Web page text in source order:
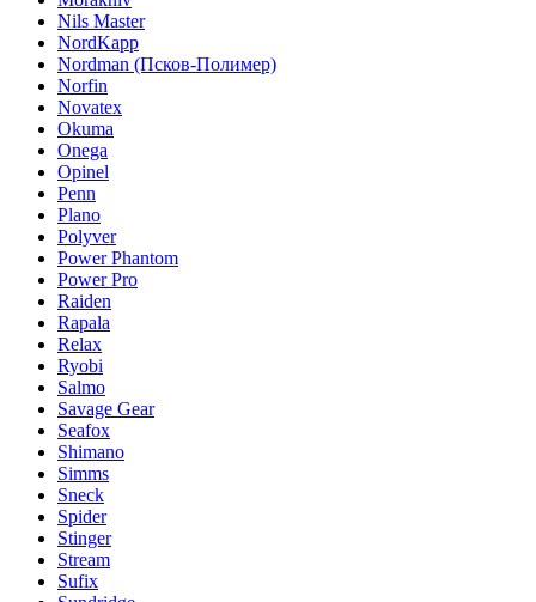
Nils Master
NordKapp
Nordman (Псков-Полимер)
Norfin
Novatex
Okuma
Onega
Opinel
Penn
Plano
Polyver
Power Phantom
Power Pro
Raiden
Rapala
Relax
Ryobi
Salmo
Savage Gear
Seafox
Shimano
Simms
Sneck
Spider
Stinger
Stream
Sufix